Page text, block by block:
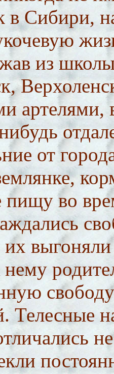
в Сибири,
из
от
пищу во
выгоняли
нему
Телесные